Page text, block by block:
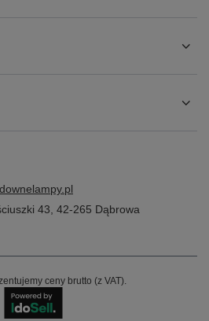
43 42-265 Dąbrowa
ceny brutto (z VAT).